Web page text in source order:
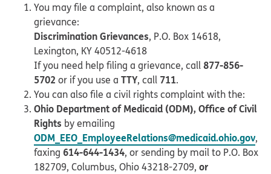
You may file a complaint, also known as a
grievance:
Discrimination Grievances, P.O. Box 14618,
Lexington, KY 40512-4618
If you need help filing a grievance, call877-856-
5702 or if you use a TTY, call 711.
You can also file a civil rights complaint with the:
Ohio Department of Medicaid (ODM), Office of Civil
Rights by emailing
ODM_EEO_EmployeeRelations@medicaid.ohio.gov,
faxing 614-644-1434, or sending by mail to P.O. Box
182709, Columbus, Ohio 43218-2709, or